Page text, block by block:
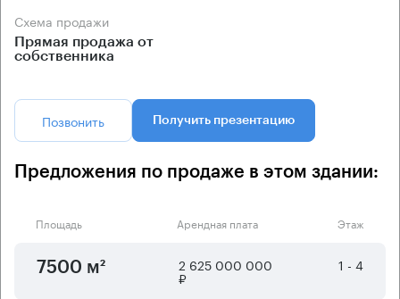
Схема продажи
Прямая продажа от
собственника
Позвонить Получить презентацию
Предложения по продаже в этом здании:
Площадь Арендная плата Этаж
7500 м² 2 625 000 000
₽
1 - 4